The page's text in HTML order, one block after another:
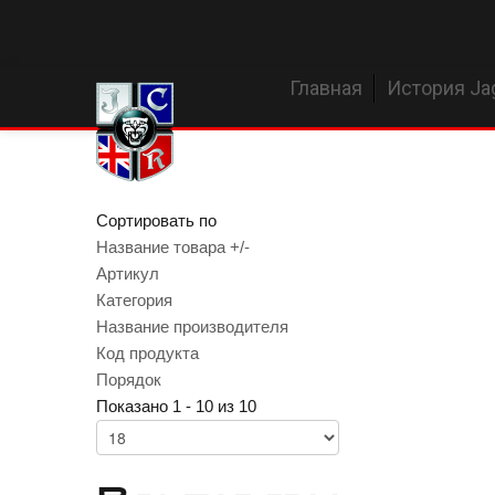
Главная История
Сортировать по
Название товара +/-
Артикул
Категория
Название производителя
Код продукта
Порядок
Показано 1 - 10 из 10